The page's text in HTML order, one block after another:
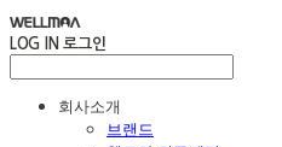
LOG IN 로그인
회사소개
브랜드